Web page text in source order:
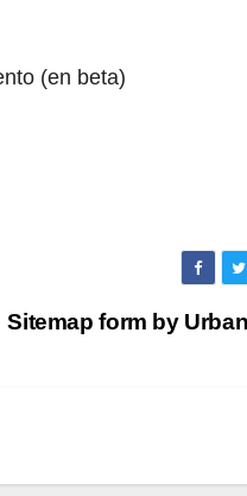
(en beta)
Sitemap form by